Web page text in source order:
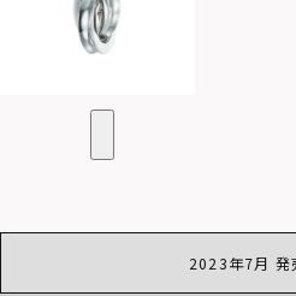
2023年7月 発